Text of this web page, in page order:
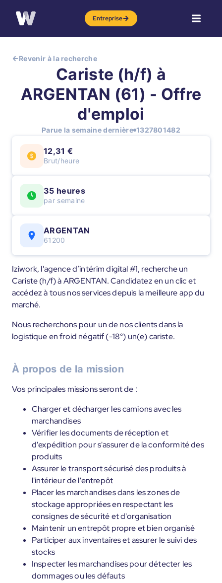
Entreprise
Revenir à la recherche
Cariste (h/f) à
ARGENTAN (61) - Offre
d'emploi
Parue la semaine dernière 1327801482
12,31 €
Brut/heure
35 heures
par semaine
ARGENTAN
61200
Iziwork, l'agence d’intérim digital #1, recherche un
Cariste (h/f) à ARGENTAN. Candidatez en un clic et
accédez à tous nos services depuis la meilleure app du
marché.
Nous recherchons pour un de nos clients dans la
logistique en froid négatif (-18°) un(e) cariste.
À propos de la mission
Vos principales missions seront de :
Charger et décharger les camions avec les
marchandises
Vérifier les documents de réception et
d'expédition pour s'assurer de la conformité des
produits
Assurer le transport sécurisé des produits à
l'intérieur de l'entrepôt
Placer les marchandises dans les zones de
stockage appropriées en respectant les
consignes de sécurité et d'organisation
Maintenir un entrepôt propre et bien organisé
Participer aux inventaires et assurer le suivi des
stocks
Inspecter les marchandises pour détecter les
dommages ou les défauts